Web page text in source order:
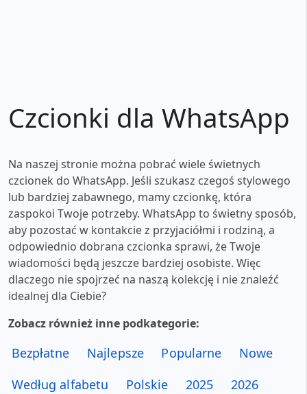
Czcionki dla WhatsApp
Na naszej stronie można pobrać wiele świetnych
czcionek do WhatsApp. Jeśli szukasz czegoś stylowego
lub bardziej zabawnego, mamy czcionkę, która
zaspokoi Twoje potrzeby. WhatsApp to świetny sposób,
aby pozostać w kontakcie z przyjaciółmi i rodziną, a
odpowiednio dobrana czcionka sprawi, że Twoje
wiadomości będą jeszcze bardziej osobiste. Więc
dlaczego nie spojrzeć na naszą kolekcję i nie znaleźć
idealnej dla Ciebie?
Zobacz również inne podkategorie:
Bezpłatne Najlepsze Popularne
Nowe
Według alfabetu
Polskie 2025 2026